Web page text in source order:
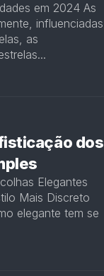
em 2024 As
influenciadas
as
dos
Elegantes
Mais Discreto
elegante tem se